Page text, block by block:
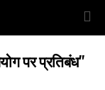
पर प्रतिबंध"